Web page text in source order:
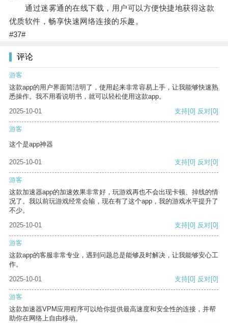
通过迷雾通的在线下载，用户可以方便快捷地获得这款
优质软件，畅享快速网络连接的乐趣。
#37#
评论
游客
这款app的用户界面简洁明了，使用起来非常容易上手，让我能够快速熟
悉操作。我不用看说明书，就可以轻松使用这款app。
2025-10-01
支持[0] 反对[0]
游客
这个是app神器
2025-10-01 支持[0] 反对[0]
游客
这款加速器app的加速效果非常好，玩游戏再也不会出现卡顿、掉线的情
况了。我以前玩游戏经常会输，现在有了这个app，我的游戏水平提升了
不少。
2025-10-01
支持[0] 反对[0]
游客
这款app的客服非常专业，遇到问题总是能够及时解决，让我能够安心工
作。
2025-10-01
支持[0] 反对[0]
游客
这款加速器VPM应用程序可以给你提供最高速度和安全性的连接，并帮
助你在网络上自由移动。